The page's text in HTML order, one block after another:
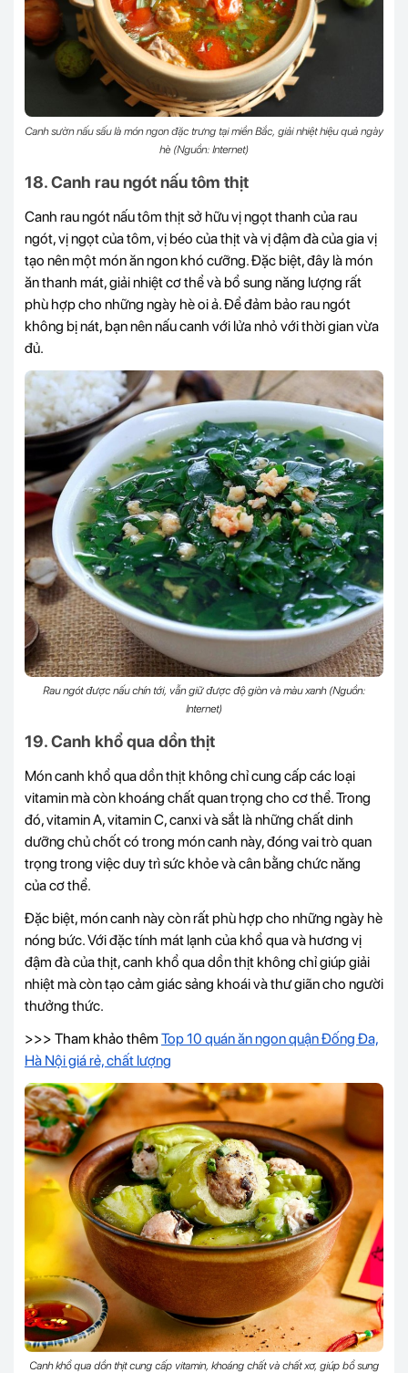
Canh sườn nấu sấu là món ngon đặc trưng tại miền Bắc, giải nhiệt hiệu quả ngày
hè (Nguồn: Internet)
18. Canh rau ngót nấu tôm thịt
Canh rau ngót nấu tôm thịt sở hữu vị ngọt thanh của rau
ngót, vị ngọt của tôm, vị béo của thịt và vị đậm đà của gia vị
tạo nên một món ăn ngon khó cưỡng. Đặc biệt, đây là món
ăn thanh mát, giải nhiệt cơ thể và bổ sung năng lượng rất
phù hợp cho những ngày hè oi ả. Để đảm bảo rau ngót
không bị nát, bạn nên nấu canh với lửa nhỏ với thời gian vừa
đủ.
Rau ngót được nấu chín tới, vẫn giữ được độ giòn và màu xanh (Nguồn:
Internet)
19. Canh khổ qua dồn thịt
Món canh khổ qua dồn thịt không chỉ cung cấp các loại
vitamin mà còn khoáng chất quan trọng cho cơ thể. Trong
đó, vitamin A, vitamin C, canxi và sắt là những chất dinh
dưỡng chủ chốt có trong món canh này, đóng vai trò quan
trọng trong việc duy trì sức khỏe và cân bằng chức năng
của cơ thể.
Đặc biệt, món canh này còn rất phù hợp cho những ngày hè
nóng bức. Với đặc tính mát lạnh của khổ qua và hương vị
đậm đà của thịt, canh khổ qua dồn thịt không chỉ giúp giải
nhiệt mà còn tạo cảm giác sảng khoái và thư giãn cho người
thưởng thức.
>>> Tham khảo thêm Top 10 quán ăn ngon quận Đống Đa,
Hà Nội giá rẻ, chất lượng
Canh khổ qua dồn thịt cung cấp vitamin, khoáng chất và chất xơ, giúp bổ sung